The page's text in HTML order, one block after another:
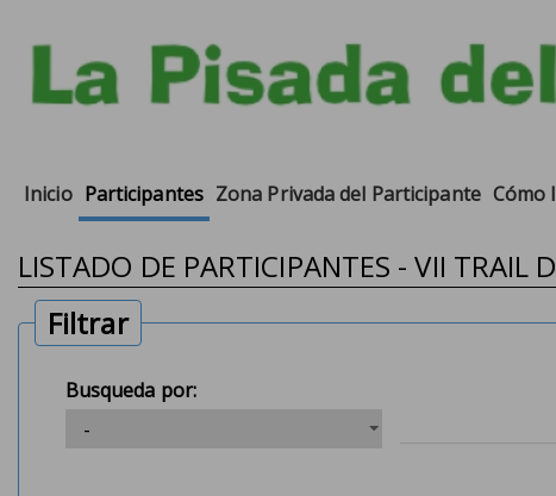
Inicio Participantes Zona Privada del Participante Cómo
LISTADO DE PARTICIPANTES - VII TRAIL
Filtrar
Busqueda por: